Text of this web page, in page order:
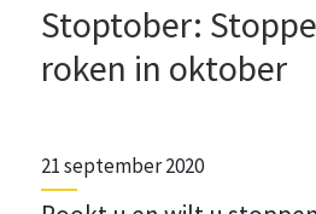
Stoptober:
roken in oktober
21 september 2020